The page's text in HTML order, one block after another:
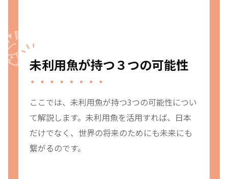
未利用魚が持つ３つの可能性
ここでは、未利用魚が持つ3つの可能性につい
て解説します。未利用魚を活用すれば、日本
だけでなく、世界の将来のためにも未来にも
繋がるのです。